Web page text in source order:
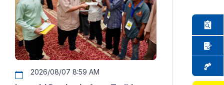
2026/08/07 8:59 AM